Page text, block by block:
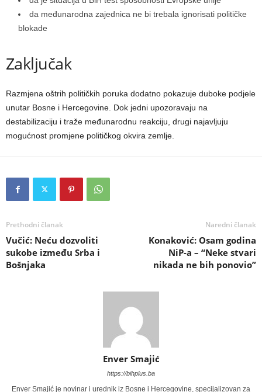
da međunarodna zajednica ne bi trebala ignorisati političke
blokade
Zaključak
Razmjena oštrih političkih poruka dodatno pokazuje duboke podjele
unutar Bosne i Hercegovine. Dok jedni upozoravaju na
destabilizaciju i traže međunarodnu reakciju, drugi najavljuju
mogućnost promjene političkog okvira zemlje.
Prethodni članak
Vučić: Neću dozvoliti
sukobe između Srba i
Bošnjaka
Naredni članak
Konaković: Osam godina
NiP-a – “Neke stvari
nikada ne bih ponovio”
Enver Smajić
https://bihplus.ba
Enver Smajić je novinar i urednik iz Bosne i Hercegovine, specijalizovan za